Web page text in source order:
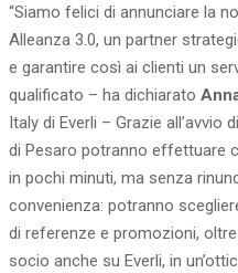
“Siamo felici di annunciare la
Alleanza 3.0, un partner
e garantire così ai clienti un
qualificato – ha dichiarato
Italy di Everli – Grazie
di Pesaro potranno effettuare
in pochi minuti, ma senza
convenienza: potranno
di referenze e promozioni,
socio anche su Everli, in